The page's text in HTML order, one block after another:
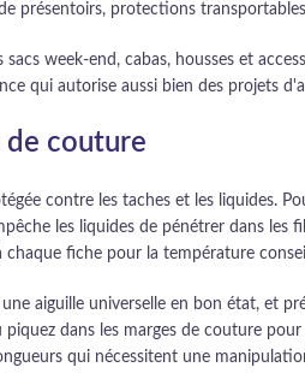
présentoirs, protections
week-end, cabas, housses et
qui autorise aussi bien des projets
de couture
contre les taches et les liquides.
les liquides de pénétrer dans les
fiche pour la température
aiguille universelle en bon état, et
piquez dans les marges de couture
qui nécessitent une